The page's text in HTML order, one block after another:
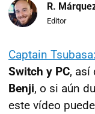
R.
Editor
Captain
Switch y PC, así
Benji, o si aún
este vídeo